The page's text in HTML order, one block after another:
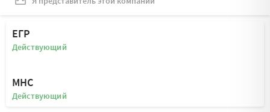
ЕГР
Действующий
МНС
Действующий